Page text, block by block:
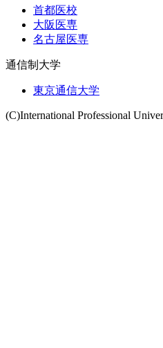
首都医校
大阪医専
名古屋医専
通信制大学
東京通信大学
(C)International Professional